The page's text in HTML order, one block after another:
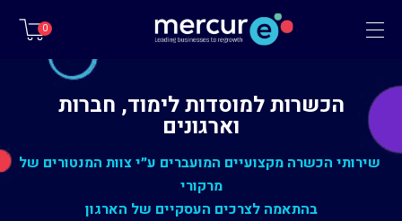
תפריט 0
הכשרות למוסדות לימוד, חברות
וארגונים
שירותי הכשרה מקצועיים המועברים ע״י צוות המנטורים של
מרקורי
בהתאמה לצרכים העסקיים של הארגון